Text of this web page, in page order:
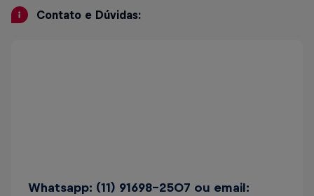
Contato e Dúvidas:
Whatsapp: (11) 91698-2507 ou email: